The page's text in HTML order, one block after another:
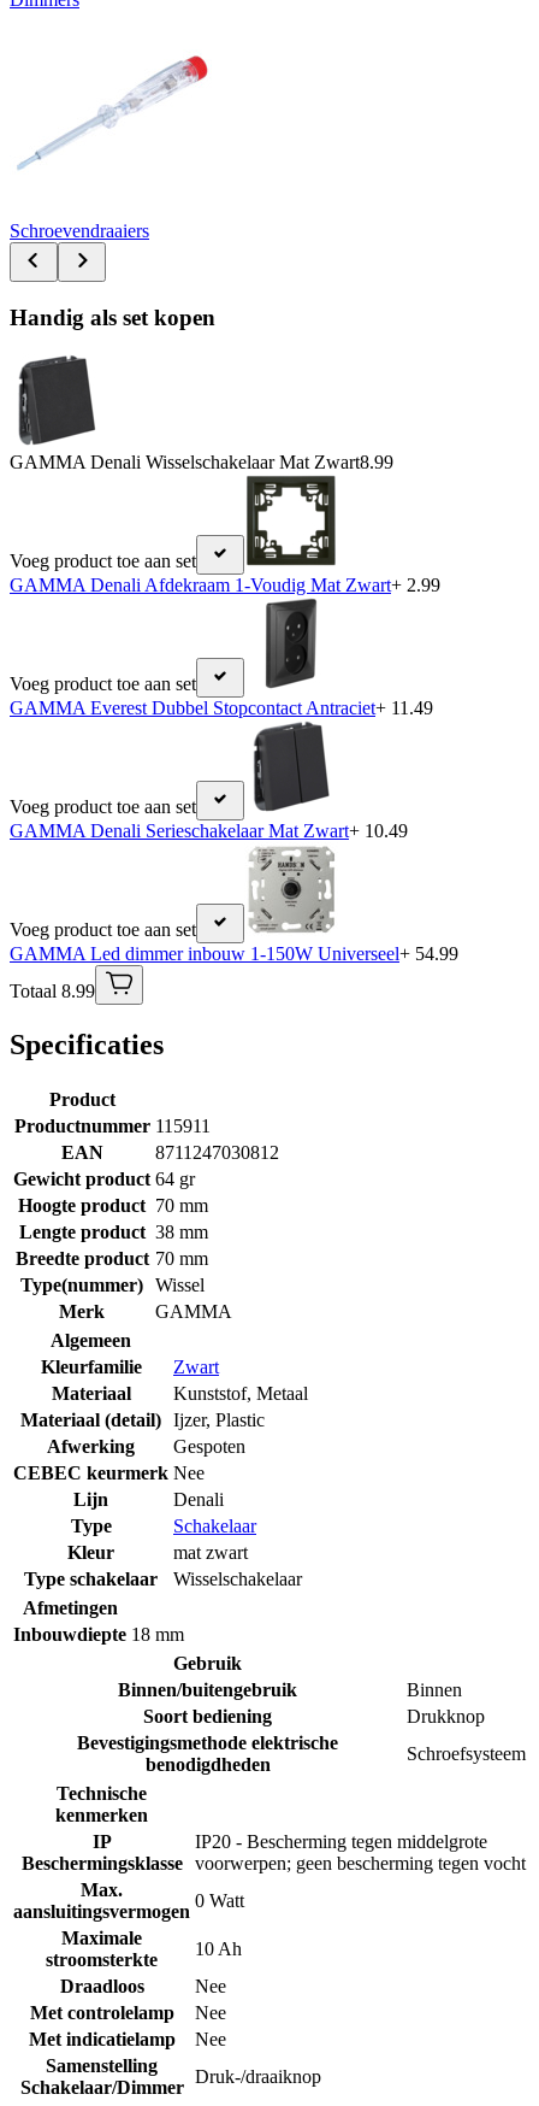
Schroevendraaiers
Handig als set kopen
GAMMA Denali Wisselschakelaar Mat Zwart8.99
Voeg product toe aan set
GAMMA Denali Afdekraam 1-Voudig Mat Zwart+ 2.99
Voeg product toe aan set
GAMMA Everest Dubbel Stopcontact Antraciet+ 11.49
Voeg product toe aan set
GAMMA Denali Serieschakelaar Mat Zwart+ 10.49
Voeg product toe aan set
GAMMA Led dimmer inbouw 1-150W Universeel+ 54.99
Totaal 8.99
Specificaties
Product
Productnummer 115911
EAN
8711247030812
Gewicht product 64 gr
Hoogte product 70 mm
Lengte product 38 mm
Breedte product 70 mm
Type(nummer) Wissel
Merk
GAMMA
Algemeen
Kleurfamilie
Zwart
Materiaal
Kunststof, Metaal
Materiaal (detail) Ijzer, Plastic
Afwerking
Gespoten
CEBEC keurmerk Nee
Lijn
Denali
Type
Schakelaar
Kleur
mat zwart
Type schakelaar
Wisselschakelaar
Afmetingen
Inbouwdiepte 18 mm
Gebruik
Binnen/buitengebruik
Binnen
Soort bediening
Drukknop
Bevestigingsmethode elektrische
benodigdheden
Schroefsysteem
Technische
kenmerken
IP
Beschermingsklasse
IP20 - Bescherming tegen middelgrote
voorwerpen; geen bescherming tegen vocht
Max.
aansluitingsvermogen
0 Watt
Maximale
stroomsterkte
10 Ah
Draadloos
Nee
Met controlelamp
Nee
Met indicatielamp
Nee
Samenstelling
Schakelaar/Dimmer
Druk-/draaiknop